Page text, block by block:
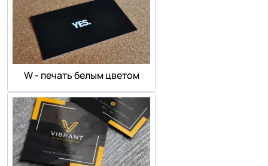
W - печать белым цветом